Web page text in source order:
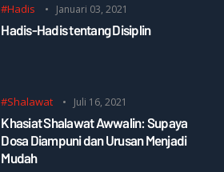
#Hadis Januari 03, 2021
Hadis-Hadis tentang Disiplin
#Shalawat Juli 16, 2021
Khasiat Shalawat Awwalin: Supaya
Dosa Diampuni dan Urusan Menjadi
Mudah